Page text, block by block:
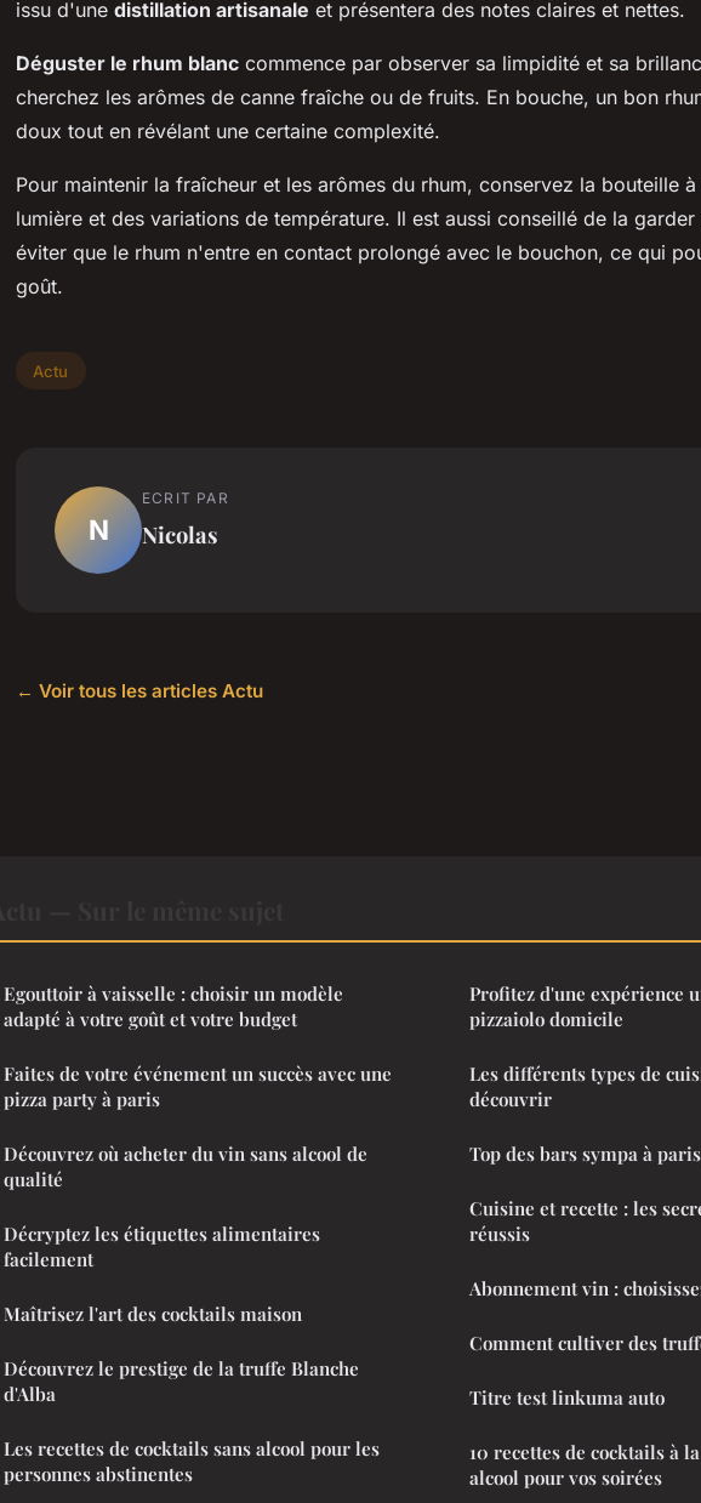
issu d'une distillation artisanale et présentera des notes claires et nettes.
Déguster le rhum blanc commence par observer sa limpidité et sa
cherchez les arômes de canne fraîche ou de fruits. En bouche, un bon
doux tout en révélant une certaine complexité.
Pour maintenir la fraîcheur et les arômes du rhum, conservez la bouteille
lumière et des variations de température. Il est aussi conseillé de la
éviter que le rhum n'entre en contact prolongé avec le bouchon, ce qui
goût.
Actu
N
ECRIT PAR
Nicolas
← Voir tous les articles Actu
Egouttoir à vaisselle : choisir un modèle
adapté à votre goût et votre budget
Faites de votre événement un succès avec une
pizza party à paris
Découvrez où acheter du vin sans alcool de
qualité
Décryptez les étiquettes alimentaires
facilement
Maîtrisez l'art des cocktails maison
Découvrez le prestige de la truffe Blanche
d'Alba
Les recettes de cocktails sans alcool pour les
personnes abstinentes
Profitez d'une expérience
pizzaiolo domicile
Les différents types de
découvrir
Top des bars sympa à
Cuisine et recette : les
réussis
Abonnement vin :
Comment cultiver des
Titre test linkuma auto
10 recettes de cocktails à
alcool pour vos soirées